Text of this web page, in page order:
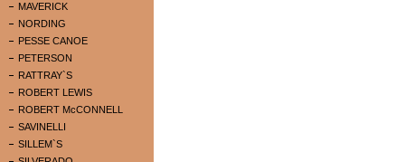
MAVERICK
NORDING
PESSE CANOE
PETERSON
RATTRAY`S
ROBERT LEWIS
ROBERT McCONNELL
SAVINELLI
SILLEM`S